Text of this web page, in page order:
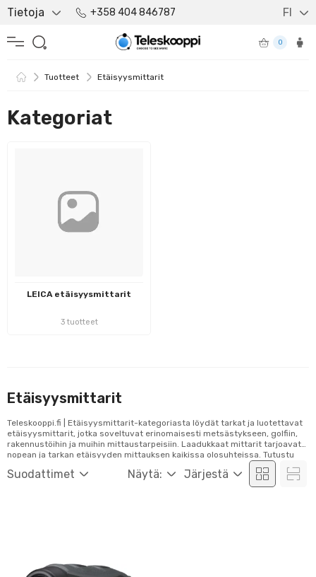
Tietoja +358 404 846787 FI
0
Tuotteet Etäisyysmittarit
Kategoriat
LEICA etäisyysmittarit
3 tuotteet
Etäisyysmittarit
Suodattimet Näytä: Järjestä
Teleskooppi.fi | Etäisyysmittarit-kategoriasta löydät tarkat ja luotettavat
etäisyysmittarit, jotka soveltuvat erinomaisesti metsästykseen, golfiin,
rakennustöihin ja muihin mittaustarpeisiin. Laadukkaat mittarit tarjoavat
nopean ja tarkan etäisyyden mittauksen kaikissa olosuhteissa. Tutustu